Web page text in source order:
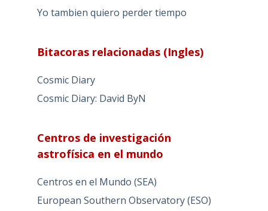
Yo tambien quiero perder tiempo
Bitacoras relacionadas (Ingles)
Cosmic Diary
Cosmic Diary: David ByN
Centros de investigación
astrofísica en el mundo
Centros en el Mundo (SEA)
European Southern Observatory (ESO)